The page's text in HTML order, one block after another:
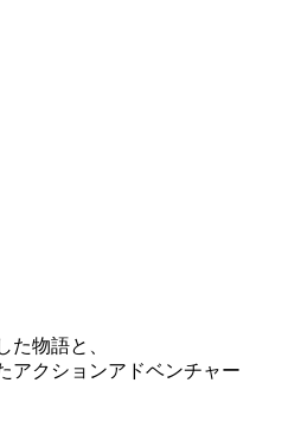
た物語と、
アクションアドベンチャー